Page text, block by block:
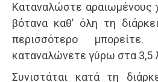
Καταναλώστε αραιωμένους
βότανα καθ’ όλη τη
περισσότερο
καταναλώνετε γύρω στα 3,5
Συνιστάται κατά τη